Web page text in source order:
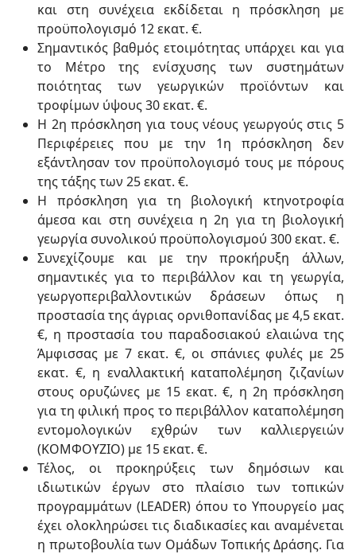
και στη συνέχεια εκδίδεται η πρόσκληση με
προϋπολογισμό 12 εκατ. €.
Σημαντικός βαθμός ετοιμότητας υπάρχει και για
το Μέτρο της ενίσχυσης των συστημάτων
ποιότητας των γεωργικών προϊόντων και
τροφίμων ύψους 30 εκατ. €.
Η 2η πρόσκληση για τους νέους γεωργούς στις 5
Περιφέρειες που με την 1η πρόσκληση δεν
εξάντλησαν τον προϋπολογισμό τους με πόρους
της τάξης των 25 εκατ. €.
Η πρόσκληση για τη βιολογική κτηνοτροφία
άμεσα και στη συνέχεια η 2η για τη βιολογική
γεωργία συνολικού προϋπολογισμού 300 εκατ. €.
Συνεχίζουμε και με την προκήρυξη άλλων,
σημαντικές για το περιβάλλον και τη γεωργία,
γεωργοπεριβαλλοντικών δράσεων όπως η
προστασία της άγριας ορνιθοπανίδας με 4,5 εκατ.
€, η προστασία του παραδοσιακού ελαιώνα της
Άμφισσας με 7 εκατ. €, οι σπάνιες φυλές με 25
εκατ. €, η εναλλακτική καταπολέμηση ζιζανίων
στους ορυζώνες με 15 εκατ. €, η 2η πρόσκληση
για τη φιλική προς το περιβάλλον καταπολέμηση
εντομολογικών εχθρών των καλλιεργειών
(ΚΟΜΦΟΥΖΙΟ) με 15 εκατ. €.
Τέλος, οι προκηρύξεις των δημόσιων και
ιδιωτικών έργων στο πλαίσιο των τοπικών
προγραμμάτων (LEADER) όπου το Υπουργείο μας
έχει ολοκληρώσει τις διαδικασίες και αναμένεται
η πρωτοβουλία των Ομάδων Τοπικής Δράσης. Για